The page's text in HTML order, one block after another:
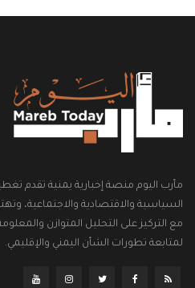
مأرب اليوم منصة إخبارية يمنية تقدم
السياسية والاقتصادية والاجتماعية،
مع التركيز على التحليل المتوازن
لمتابعة تطورات الشأن اليمني والإقليمي.